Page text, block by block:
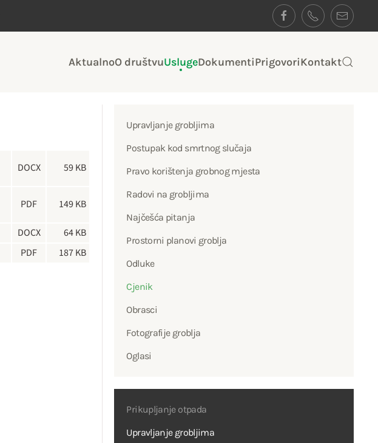
AktualnoO društvuUslugeDokumentiPrigovoriKontakt
DOCX 59 KB
PDF 149 KB
DOCX
64 KB
PDF 187 KB
Upravljanje grobljima
Postupak kod smrtnog slučaja
Pravo korištenja grobnog mjesta
Radovi na grobljima
Najčešća pitanja
Prostorni planovi groblja
Odluke
Cjenik
Obrasci
Fotografije groblja
Oglasi
Prikupljanje otpada
Upravljanje grobljima